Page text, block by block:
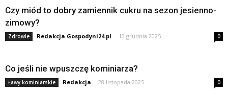
Czy miód to dobry zamiennik cukru na sezon jesienno-
zimowy?
Zdrowie Redakcja Gospodyni24.pl - 10 grudnia 2025 0
Co jeśli nie wpuszczę kominiarza?
Ławy kominiarskie Redakcja - 28 listopada 2025 0